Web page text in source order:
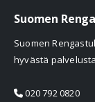
Suomen
Suomen
hyvästä
020 792 0820